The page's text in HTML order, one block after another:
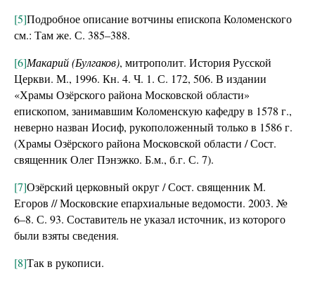
[5]Подробное описание вотчины епископа Коломенского
см.: Там же. С. 385–388.
[6]Макарий (Булгаков), митрополит. История Русской
Церкви. М., 1996. Кн. 4. Ч. 1. С. 172, 506. В издании
«Храмы Озёрского района Московской области»
епископом, занимавшим Коломенскую кафедру в 1578 г.,
неверно назван Иосиф, рукоположенный только в 1586 г.
(Храмы Озёрского района Московской области / Сост.
священник Олег Пэнэжко. Б.м., б.г. С. 7).
[7]Озёрский церковный округ / Сост. священник М.
Егоров // Московские епархиальные ведомости. 2003. №
6–8. С. 93. Составитель не указал источник, из которого
были взяты сведения.
[8]Так в рукописи.